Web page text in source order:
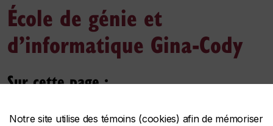
Notre site utilise des témoins (cookies) afin de mémoriser
École de génie et
d’informatique Gina-Cody
Sur cette page :